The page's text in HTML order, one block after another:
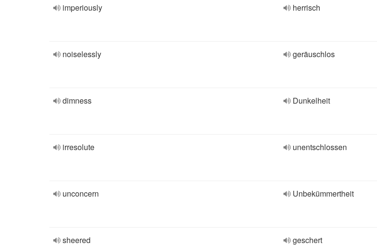
imperiously herrisch
noiselessly geräuschlos
dimness Dunkelheit
irresolute unentschlossen
unconcern Unbekümmertheit
sheered geschert